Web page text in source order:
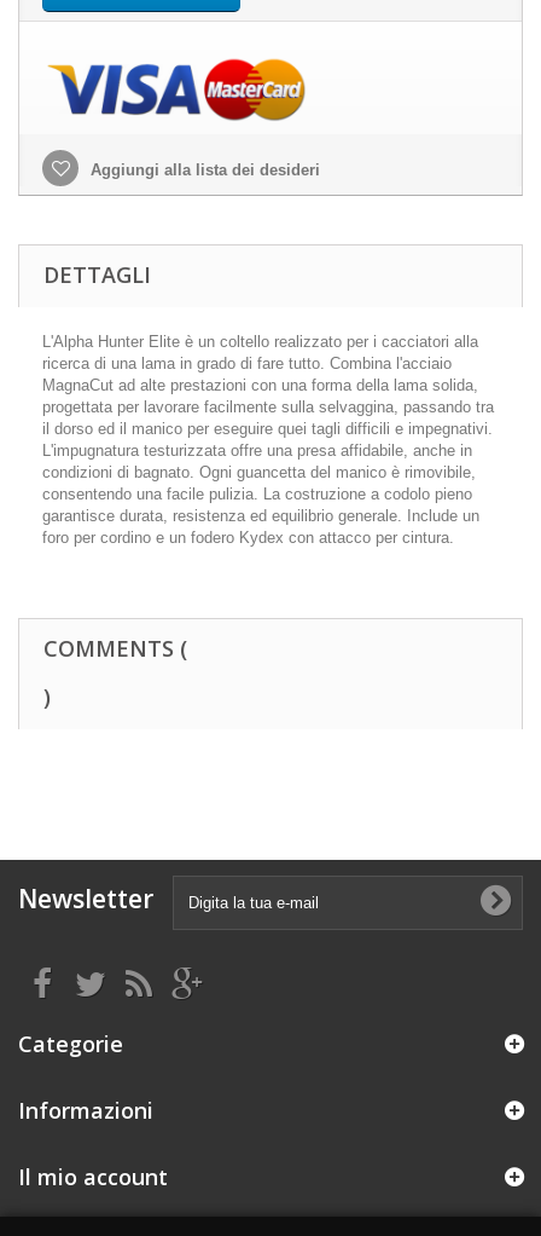
Aggiungi alla lista dei desideri
DETTAGLI
L'Alpha Hunter Elite è un coltello realizzato per i cacciatori alla
ricerca di una lama in grado di fare tutto. Combina l'acciaio
MagnaCut ad alte prestazioni con una forma della lama solida,
progettata per lavorare facilmente sulla selvaggina, passando tra
il dorso ed il manico per eseguire quei tagli difficili e impegnativi.
L'impugnatura testurizzata offre una presa affidabile, anche in
condizioni di bagnato. Ogni guancetta del manico è rimovibile,
consentendo una facile pulizia. La costruzione a codolo pieno
garantisce durata, resistenza ed equilibrio generale. Include un
foro per cordino e un fodero Kydex con attacco per cintura.
COMMENTS (
)
Newsletter
Categorie
Informazioni
Il mio account